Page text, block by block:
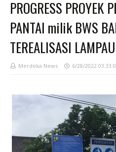
PROGRESS PROYEK
PANTAI milik BWS
TEREALISASI
Merdeka News 6/28/2022